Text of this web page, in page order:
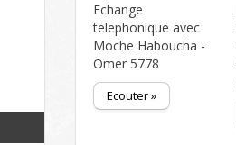
Echange
telephonique avec
Moche Haboucha -
Omer 5778
Ecouter »